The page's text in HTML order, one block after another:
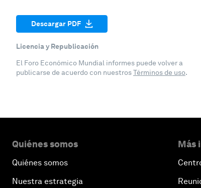
Descargar PDF
Licencia y Republicación
El Foro Económico Mundial informes puede volver a
publicarse de acuerdo con nuestrosTérminos de uso.
Quiénes somos
Quiénes somos
Nuestra estrategia
Más